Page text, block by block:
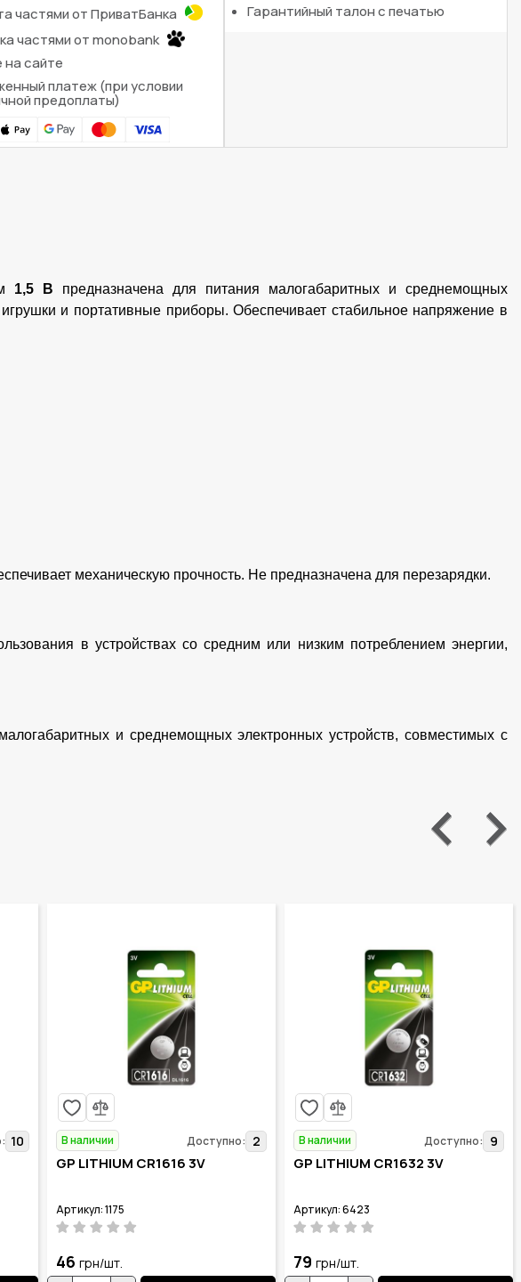
частями от ПриватБанка
частями от monobank
на сайте
платеж (при условии
предоплаты)
Гарантийный талон с печатью
1,5 В предназначена для питания малогабаритных и среднемощных
и портативные приборы. Обеспечивает стабильное напряжение в
механическую прочность. Не предназначена для перезарядки.
в устройствах со средним или низким потреблением энергии,
и среднемощных электронных устройств, совместимых с
10 В наличии Доступно: 2
GP LITHIUM CR1616 3V
Артикул: 1175
46 грн/шт.
В наличии Доступно: 9
GP LITHIUM CR1632 3V
Артикул: 6423
79 грн/шт.